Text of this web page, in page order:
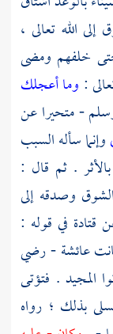
الله تعالى ،
خلفهم ومضى
: وما أعجلك
- متحيرا عن
وإنما سأله السبب
. ثم قال :
وصدقه إلى
قتادة في قوله :
عائشة- رضي
المجيد . فتؤتى
بذلك ؛ رواه